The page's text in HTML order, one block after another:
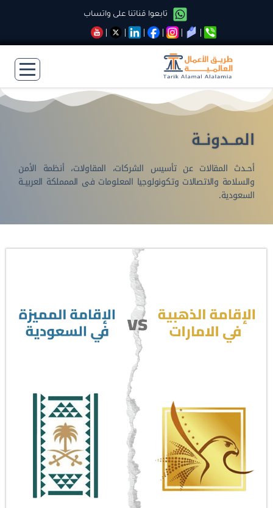
تابعوا قناتنا على واتساب
المــدونــة
أحــدث المقالات عن تأسيس الشركات، المقاولات، أنظمة الأمن
والسلامة والاتصالات وتكونولوجيا المعلومات فى الممملكة العربيــة
السعودية.